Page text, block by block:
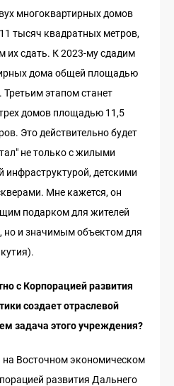
многоквартирных домов
тысяч квадратных метров,
их сдать. К 2023-му сдадим
дома общей площадью
этапом станет
домов площадью 11,5
Это действительно будет
не только с жилыми
инфраструктурой, детскими
Мне кажется, он
подарком для жителей
но и значимым объектом для
с Корпорацией развития
создает отраслевой
задача этого учреждения?
на Восточном экономическом
развития Дальнего